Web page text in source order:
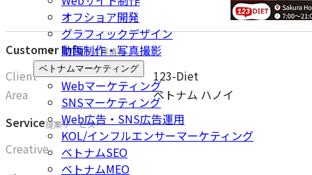
オフショア開発
グラフィックデザイン
動画制作・写真撮影
ベトナムマーケティング
Webマーケティング
SNSマーケティング
Web広告・SNS広告運用
KOL/インフルエンサーマーケティング
ベトナムSEO
ベトナムMEO
お客様情報
Client
123-Diet
Area
ベトナム ハノイ
提案サービス
Creative